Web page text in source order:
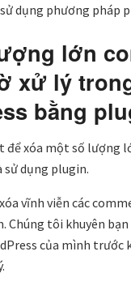
dụng phương pháp
lớn
xử lý
bằng
để xóa một số lượng
sử dụng plugin.
vĩnh viễn các
Chúng tôi khuyên
của mình trước